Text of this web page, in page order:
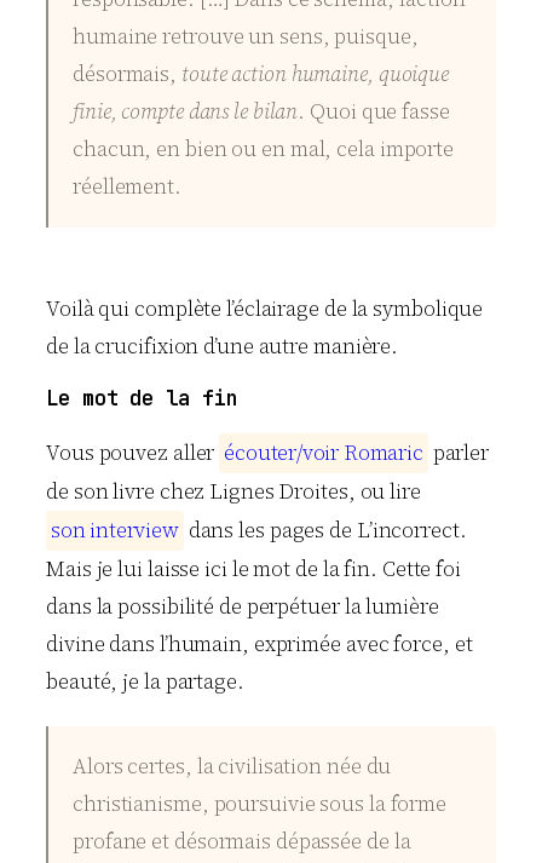
humaine retrouve un sens, puisque,
désormais, toute action humaine, quoique
finie, compte dans le bilan. Quoi que fasse
chacun, en bien ou en mal, cela importe
réellement.
Voilà qui complète l’éclairage de la symbolique
de la crucifixion d’une autre manière.
Le mot de la fin
Vous pouvez aller écouter/voir Romaric parler
de son livre chez Lignes Droites, ou lire
soninterview dans les pages de L’incorrect.
Mais je lui laisse ici le mot de la fin. Cette foi
dans la possibilité de perpétuer la lumière
divine dans l’humain, exprimée avec force, et
beauté, je la partage.
Alors certes, la civilisation née du
christianisme, poursuivie sous la forme
profane et désormais dépassée de la